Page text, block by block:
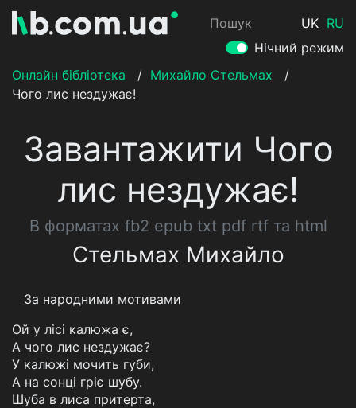
Пошук UK RU
Нічний режим
Онлайн бібліотека
/ Михайло Стельмах
/
Чого лис нездужає!
Завантажити Чого
лис нездужає!
В форматах fb2 epub txt pdf rtf та html
Стельмах Михайло
За народними мотивами
Ой у лісі калюжа є,
А чого лис нездужає?
У калюжі мочить губи,
А на сонці гріє шубу.
Шуба в лиса притерта,